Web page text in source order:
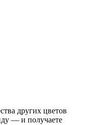
других цветов
— и получаете